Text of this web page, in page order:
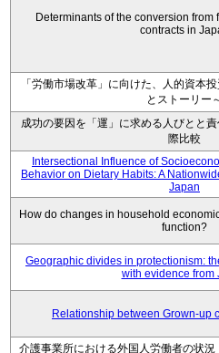
Determinants of the conversion from
contracts in
「労働市場改革」に向けた、人的資本
とストーリー
成功の要因を「運」に求める人びとと
際比較
Intersectional Influence of
Behavior on Dietary Habits: A
Japan
How do changes in household
function?
Geographic divides in protectionism:
with evidence from
Relationship between Grown-up
介護事業所における外国人労働者の状